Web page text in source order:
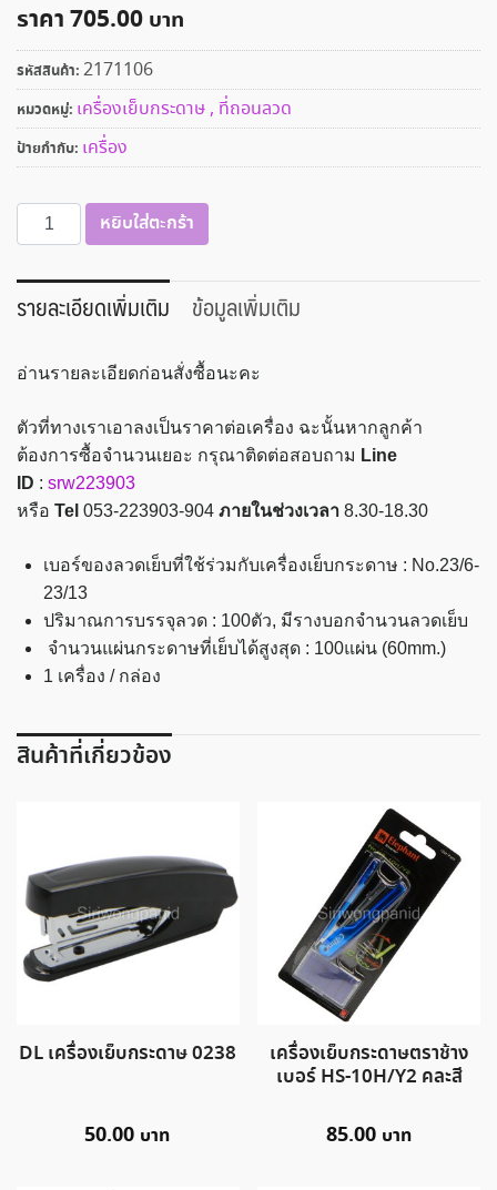
ราคา705.00
รหัสสินค้า: 2171106
หมวดหมู่: เครื่องเย็บกระดาษ , ที่ถอนลวด
ป้ายกำกับ: เครื่อง
จำนวน
เครื่อง
กระดาษ
ตรา
รุ่น
23S13QL
ชิ้น
หยิบใส่ตะกร้า
รายละเอียดเพิ่มเติม ข้อมูลเพิ่มเติม
อ่านรายละเอียดก่อนสั่งซื้อนะคะ
ตัวที่ทางเราเอาลงเป็นราคาต่อเครื่อง ฉะนั้นหากลูกค้า
ต้องการซื้อจำนวนเยอะ กรุณาติดต่อสอบถาม Line
ID : srw223903
หรือ Tel 053-223903-904 ภายในช่วงเวลา 8.30-18.30
เบอร์ของลวดเย็บที่ใช้ร่วมกับเครื่องเย็บกระดาษ : No.23/6-
23/13
ปริมาณการบรรจุลวด : 100ตัว, มีรางบอกจำนวนลวดเย็บ
จำนวนแผ่นกระดาษที่เย็บได้สูงสุด : 100แผ่น (60mm.)
1 เครื่อง / กล่อง
สินค้าที่เกี่ยวข้อง
DL เครื่องเย็บกระดาษ 0238
50.00
เครื่องเย็บกระดาษตราช้าง
เบอร์ HS-10H/Y2 คละสี
85.00